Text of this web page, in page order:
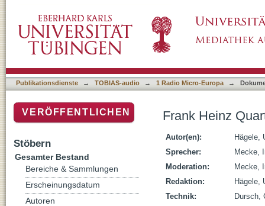
Publikationsdienste → TOBIAS-audio → 1 Radio Micro-Europa →
Frank Heinz
Autor(en):
Hägele,
Sprecher:
Mecke,
Moderation:
Mecke,
Redaktion:
Hägele,
Technik:
Dursch,
VERÖFFENTLICHEN
Stöbern
Gesamter Bestand
Bereiche & Sammlungen
Erscheinungsdatum
Autoren